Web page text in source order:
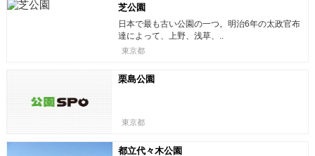
芝公園
日本で最も古い公園の一つ。明治6年の太政官布
達によって、上野、浅草、..
東京都
栗島公園
東京都
都立代々木公園